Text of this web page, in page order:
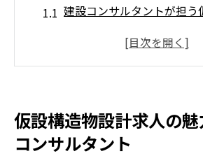
建設コンサルタントが担う
建設コンサルタント求人が
ントの専門性
転職市場での建設コンサル
仮設構造物設計求人の
コンサルタント